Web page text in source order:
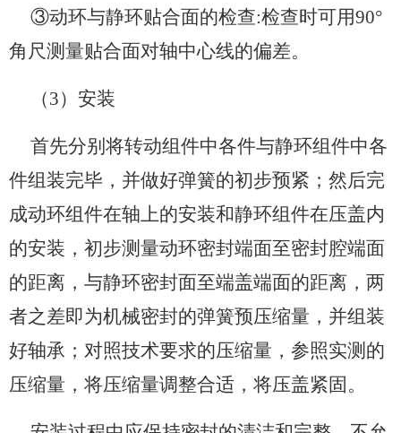
③动环与静环贴合面的检查:检查时可用90°
角尺测量贴合面对轴中心线的偏差。
（3）安装
首先分别将转动组件中各件与静环组件中各
件组装完毕，并做好弹簧的初步预紧；然后完
成动环组件在轴上的安装和静环组件在压盖内
的安装，初步测量动环密封端面至密封腔端面
的距离，与静环密封面至端盖端面的距离，两
者之差即为机械密封的弹簧预压缩量，并组装
好轴承；对照技术要求的压缩量，参照实测的
压缩量，将压缩量调整合适，将压盖紧固。